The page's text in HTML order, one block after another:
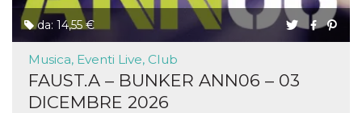
da: 14,55 €
Musica, Eventi Live, Club
FAUST.A – BUNKER ANN06 – 03
DICEMBRE 2026